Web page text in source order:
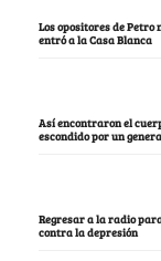
Los opositores de
entró a la Casa Blanca
Así encontraron el
escondido por un
Regresar a la radio
contra la depresión